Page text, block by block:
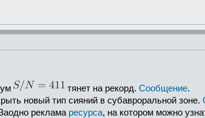
тянет на рекорд. Сообщение.
новый тип сияний в субавроральной зоне.
реклама ресурса, на котором можно